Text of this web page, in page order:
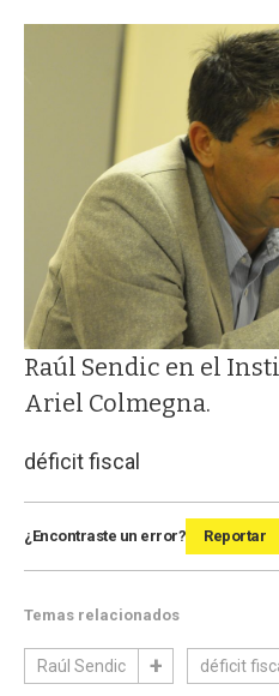
Raúl Sendic en el
Ariel Colmegna.
déficit fiscal
¿Encontraste un error? Reportar
Temas relacionados
Raúl Sendic déficit